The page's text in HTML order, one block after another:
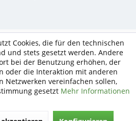
Cookies, die für den technischen
und stets gesetzt werden. Andere
bei der Benutzung erhöhen, der
oder die Interaktion mit anderen
Netzwerken vereinfachen sollen,
gesetzt Mehr Informationen